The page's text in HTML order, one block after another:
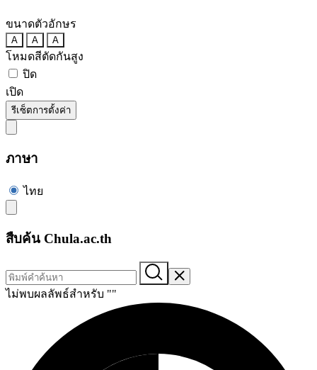
ขนาดตัวอักษร
A A A
โหมดสีตัดกันสูง
ปิด
เปิด
รีเซ็ตการตั้งค่า
ภาษา
ไทย
สืบค้น Chula.ac.th
ไม่พบผลลัพธ์สำหรับ ""